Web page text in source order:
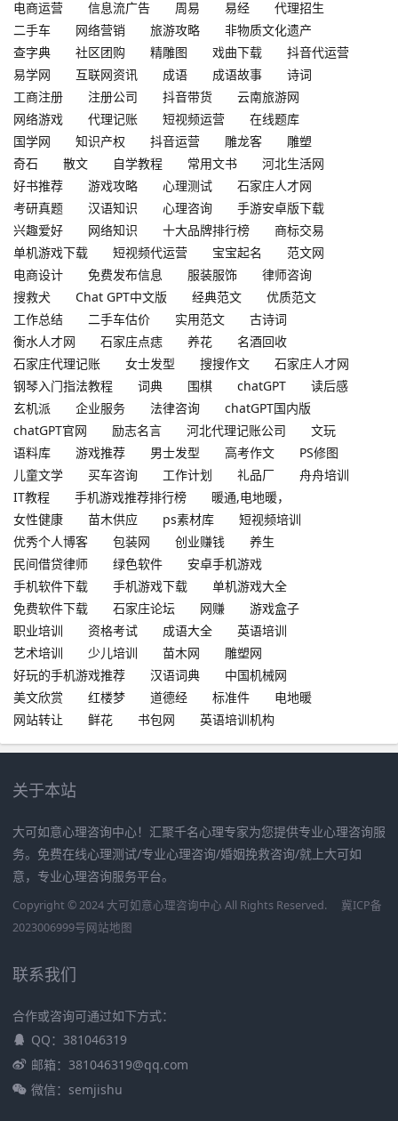
电商运营 信息流广告 周易 易经
代理招生
二手车
网络营销 旅游攻略
非物质文化遗产
查字典
社区团购 精雕图 戏曲下载
抖音代运营
易学网
互联网资讯 成语 成语故事
诗词
工商注册
注册公司 抖音带货
云南旅游网
网络游戏
代理记账 短视频运营
在线题库
国学网
知识产权 抖音运营 雕龙客
雕塑
奇石
散文 自学教程 常用文书
河北生活网
好书推荐
游戏攻略 心理测试
石家庄人才网
考研真题
汉语知识 心理咨询
手游安卓版下载
兴趣爱好
网络知识 十大品牌排行榜
商标交易
单机游戏下载
短视频代运营 宝宝起名
范文网
电商设计
免费发布信息 服装服饰
律师咨询
搜救犬
Chat GPT中文版 经典范文
优质范文
工作总结
二手车估价 实用范文
古诗词
衡水人才网
石家庄点痣 养花
名酒回收
石家庄代理记账
女士发型 搜搜作文
石家庄人才网
钢琴入门指法教程
词典 围棋 chatGPT
读后感
玄机派
企业服务 法律咨询
chatGPT国内版
chatGPT官网
励志名言 河北代理记账公司
文玩
语料库
游戏推荐 男士发型 高考作文
PS修图
儿童文学
买车咨询 工作计划 礼品厂
舟舟培训
IT教程
手机游戏推荐排行榜
暖通,电地暖，
女性健康
苗木供应 ps素材库
短视频培训
优秀个人博客
包装网 创业赚钱
养生
民间借贷律师
绿色软件
安卓手机游戏
手机软件下载
手机游戏下载
单机游戏大全
免费软件下载
石家庄论坛 网赚
游戏盒子
职业培训
资格考试 成语大全
英语培训
艺术培训
少儿培训 苗木网
雕塑网
好玩的手机游戏推荐
汉语词典
中国机械网
美文欣赏
红楼梦 道德经 标准件
电地暖
网站转让
鲜花 书包网 英语培训机构
关于本站
大可如意心理咨询中心！汇聚千名心理专家为您提供专业心理咨询服
务。免费在线心理测试/专业心理咨询/婚姻挽救咨询/就上大可如
意，专业心理咨询服务平台。
Copyright © 2024 大可如意心理咨询中心 All Rights Reserved.
冀ICP备
2023006999号网站地图
联系我们
合作或咨询可通过如下方式：
QQ：381046319
邮箱：381046319@qq.com
微信：semjishu